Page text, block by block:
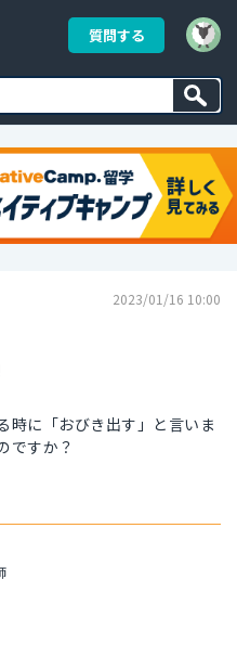
質問する
2023/01/16 10:00
時に「おびき出す」と言いま
ですか？